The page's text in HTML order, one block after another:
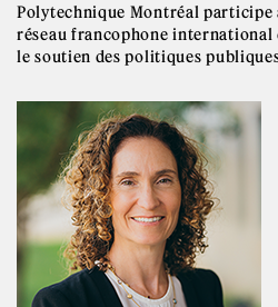
Polytechnique Montréal participe
réseau francophone international
le soutien des politiques